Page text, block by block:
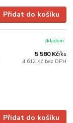
Přidat do košíku
5 580 Kč/ks
4 612 Kč bez DPH
skladem
Přidat do košíku